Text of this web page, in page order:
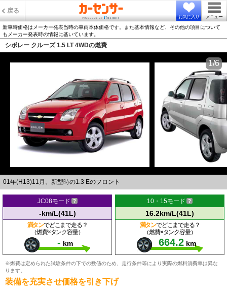
戻る
お気に入り メニュー
新車時価格はメーカー発表当時の車両本体価格です。また基本情報など、その他の項目について
もメーカー発表時の情報に基いています。
シボレー クルーズ 1.5 LT 4WDの燃費
01年(H13)11月、新型時の1.3 Eのフロント
1/6
JC08モード
-km/L(41L)
満タンでどこまで走る？
（燃費×タンク容量）
- km
10・15モード
16.2km/L(41L)
満タンでどこまで走る？
（燃費×タンク容量）
664.2 km
※燃費は定められた試験条件の下での数値のため、走行条件等により実際の燃料消費率は異な
ります。
装備を充実させ価格を引き下げ